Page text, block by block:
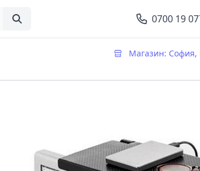
0700 19
Магазин: София,